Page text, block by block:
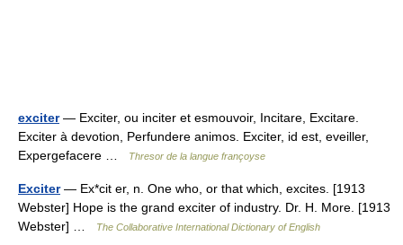
exciter— Exciter, ou inciter et esmouvoir, Incitare, Excitare.
Exciter à devotion, Perfundere animos. Exciter, id est, eveiller,
Expergefacere …
Thresor de la langue françoyse
Exciter— Ex*cit er, n. One who, or that which, excites. [1913
Webster] Hope is the grand exciter of industry. Dr. H. More. [1913
Webster] …
The Collaborative International Dictionary of English